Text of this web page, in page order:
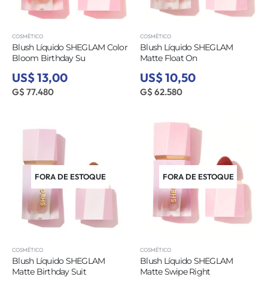
COSMÉTICO
Blush Líquido SHEGLAM Color
Bloom Birthday Su
US$ 13,00
G$ 77.480
COSMÉTICO
Blush Líquido SHEGLAM
Matte Float On
US$ 10,50
G$ 62.580
FORA DE ESTOQUE
COSMÉTICO
Blush Líquido SHEGLAM
Matte Birthday Suit
FORA DE ESTOQUE
COSMÉTICO
Blush Líquido SHEGLAM
Matte Swipe Right